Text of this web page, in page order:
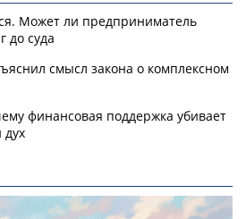
Может ли предприниматель
до суда
смысл закона о комплексном
финансовая поддержка убивает